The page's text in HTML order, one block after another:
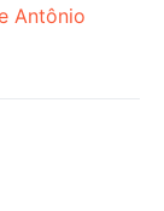
Antônio